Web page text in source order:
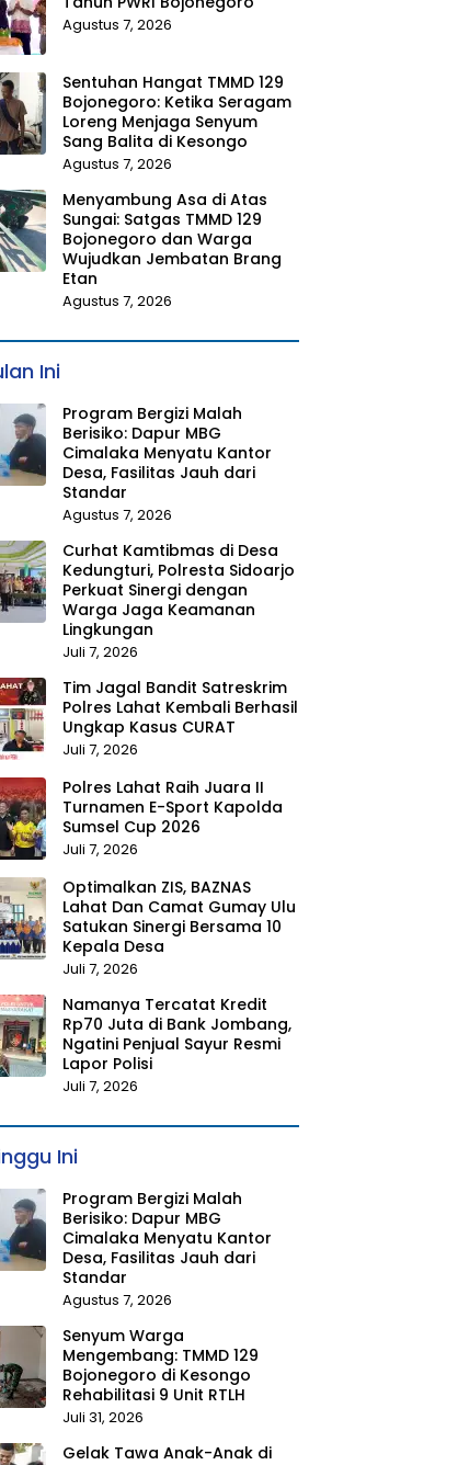
Agustus 7, 2026
Sentuhan Hangat TMMD 129
Bojonegoro: Ketika Seragam
Loreng Menjaga Senyum
Sang Balita di Kesongo
Agustus 7, 2026
Menyambung Asa di Atas
Sungai: Satgas TMMD 129
Bojonegoro dan Warga
Wujudkan Jembatan Brang
Etan
Agustus 7, 2026
Ini
Program Bergizi Malah
Berisiko: Dapur MBG
Cimalaka Menyatu Kantor
Desa, Fasilitas Jauh dari
Standar
Agustus 7, 2026
Curhat Kamtibmas di Desa
Kedungturi, Polresta Sidoarjo
Perkuat Sinergi dengan
Warga Jaga Keamanan
Lingkungan
Juli 7, 2026
Tim Jagal Bandit Satreskrim
Polres Lahat Kembali Berhasil
Ungkap Kasus CURAT
Juli 7, 2026
Polres Lahat Raih Juara II
Turnamen E-Sport Kapolda
Sumsel Cup 2026
Juli 7, 2026
Optimalkan ZIS, BAZNAS
Lahat Dan Camat Gumay Ulu
Satukan Sinergi Bersama 10
Kepala Desa
Juli 7, 2026
Namanya Tercatat Kredit
Rp70 Juta di Bank Jombang,
Ngatini Penjual Sayur Resmi
Lapor Polisi
Juli 7, 2026
Ini
Program Bergizi Malah
Berisiko: Dapur MBG
Cimalaka Menyatu Kantor
Desa, Fasilitas Jauh dari
Standar
Agustus 7, 2026
Senyum Warga
Mengembang: TMMD 129
Bojonegoro di Kesongo
Rehabilitasi 9 Unit RTLH
Juli 31, 2026
Gelak Tawa Anak-Anak di